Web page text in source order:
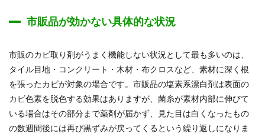
市販品が効かない具体的な状況
市販のカビ取り剤がうまく機能しない状況として最も多いのは、
タイル目地・コンクリート・木材・布クロスなど、素材に深く根
を張ったカビが対象の場合です。市販品の塩素系漂白剤は表面の
カビ色素を脱色する効果はありますが、菌糸が素材内部に伸びて
いる場合はその部分まで薬剤が届かず、見た目は白くなったもの
の数週間後には再び黒ずみが戻ってくるという繰り返しになりま